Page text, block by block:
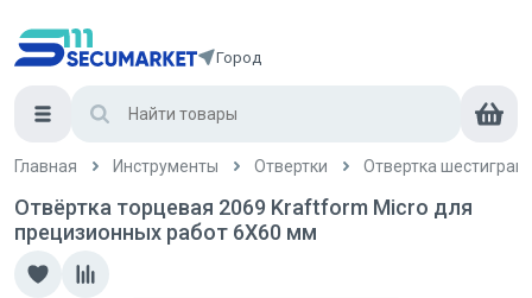
Город
Главная Инструменты Отвертки Отвертка
Отвёртка торцевая 2069 Kraftform Micro для
прецизионных работ 6X60 мм